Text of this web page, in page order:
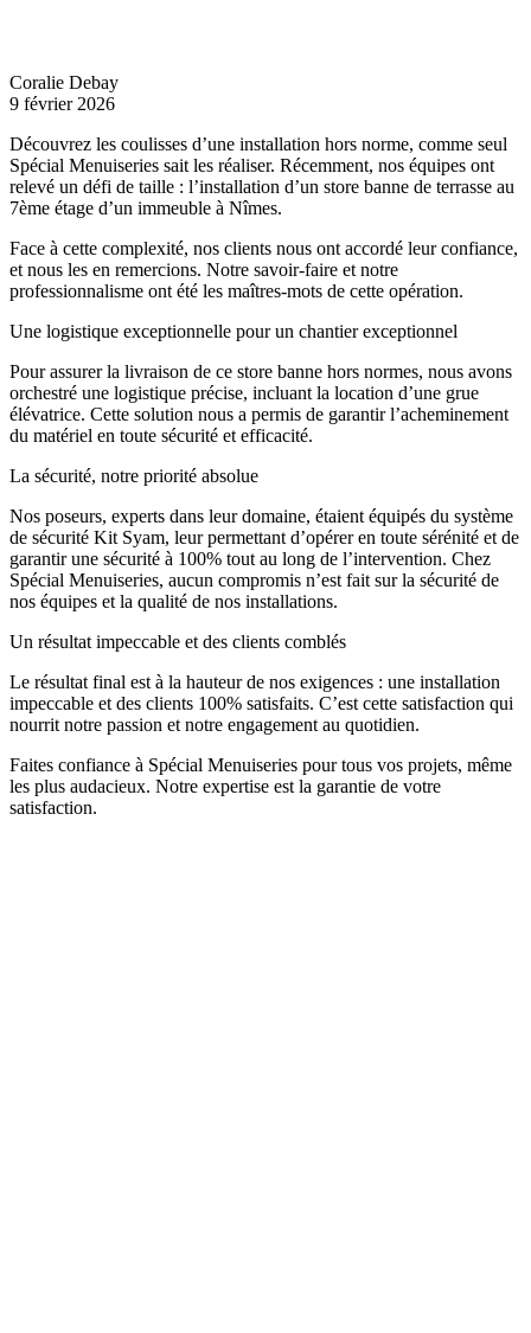
Coralie Debay
9 février 2026
Découvrez les coulisses d’une installation hors norme, comme seul
Spécial Menuiseries sait les réaliser. Récemment, nos équipes ont
relevé un défi de taille : l’installation d’un store banne de terrasse au
7ème étage d’un immeuble à Nîmes.
Face à cette complexité, nos clients nous ont accordé leur confiance,
et nous les en remercions. Notre savoir-faire et notre
professionnalisme ont été les maîtres-mots de cette opération.
Une logistique exceptionnelle pour un chantier exceptionnel
Pour assurer la livraison de ce store banne hors normes, nous avons
orchestré une logistique précise, incluant la location d’une grue
élévatrice. Cette solution nous a permis de garantir l’acheminement
du matériel en toute sécurité et efficacité.
La sécurité, notre priorité absolue
Nos poseurs, experts dans leur domaine, étaient équipés du système
de sécurité Kit Syam, leur permettant d’opérer en toute sérénité et de
garantir une sécurité à 100% tout au long de l’intervention. Chez
Spécial Menuiseries, aucun compromis n’est fait sur la sécurité de
nos équipes et la qualité de nos installations.
Un résultat impeccable et des clients comblés
Le résultat final est à la hauteur de nos exigences : une installation
impeccable et des clients 100% satisfaits. C’est cette satisfaction qui
nourrit notre passion et notre engagement au quotidien.
Faites confiance à Spécial Menuiseries pour tous vos projets, même
les plus audacieux. Notre expertise est la garantie de votre
satisfaction.